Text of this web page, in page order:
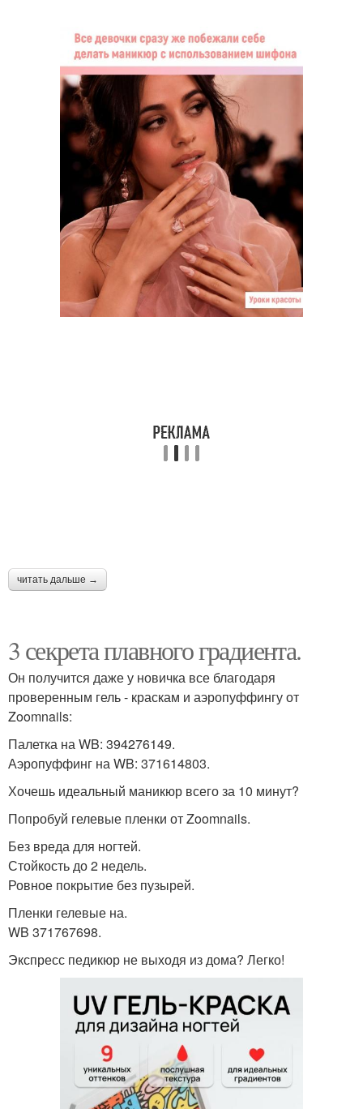
дизайн маникюра идеи маникюра фото
как сделать маникюр
читать дальше →
3 секрета плавного градиента.
Он получится даже у новичка все благодаря
проверенным гель - краскам и аэропуффингу от
Zoomnails:
Палетка на WB: 394276149.
Аэропуффинг на WB: 371614803.
Хочешь идеальный маникюр всего за 10 минут?
Попробуй гелевые пленки от Zoomnails.
Без вреда для ногтей.
Стойкость до 2 недель.
Ровное покрытие без пузырей.
Пленки гелевые на.
WB 371767698.
Экспресс педикюр не выходя из дома? Легко!